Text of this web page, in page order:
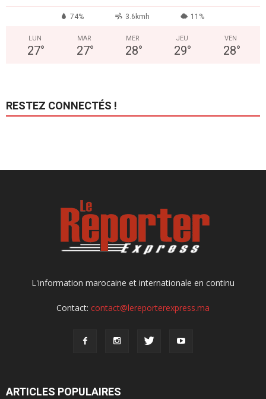
74% 3.6kmh 11%
LUN
27°
MAR
27°
MER
28°
JEU
29°
VEN
28°
RESTEZ CONNECTÉS !
L'information marocaine et internationale en continu
Contact: contact@lereporterexpress.ma
ARTICLES POPULAIRES